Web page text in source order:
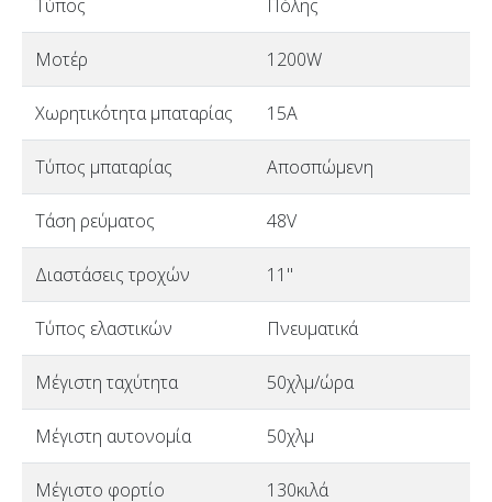
Τύπος Πόλης
Μοτέρ 1200W
Χωρητικότητα μπαταρίας 15A
Τύπος μπαταρίας Αποσπώμενη
Τάση ρεύματος 48V
Διαστάσεις τροχών 11"
Τύπος ελαστικών Πνευματικά
Μέγιστη ταχύτητα 50χλμ/ώρα
Μέγιστη αυτονομία 50χλμ
Μέγιστο φορτίο 130κιλά